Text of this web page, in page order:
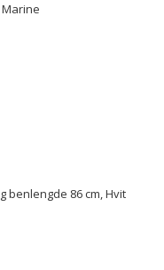
benlengde 86 cm, Hvit